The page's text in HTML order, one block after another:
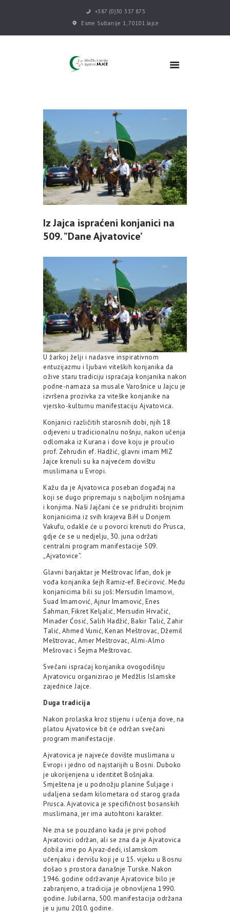
+387 (0)30 337 875
Esme Sultanije 1, 70101 Jajce
POČETNA
DŽEMATI
MEKTEB
ASOCIJACIJE
USLUGE
MULTIMEDIJA
KONTAKT
DONACIJE
Iz Jajca ispraćeni konjanici na
509. ”Dane Ajvatovice’
U žarkoj želji i nadasve inspirativnom
entuzijazmu i ljubavi viteških konjanika da
ožive staru tradiciju ispraćaja konjanika nakon
podne-namaza sa musale Varošnice u Jajcu je
izvršena prozivka za viteške konjanike na
vjersko-kulturnu manifestaciju Ajvatovica.
Konjanici različitih starosnih dobi, njih 18
odjeveni u tradicionalnu nošnju, nakon učenja
odlomaka iz Kurana i dove koju je proučio
prof. Zehrudin ef. Hadžić, glavni imam MIZ
Jajce krenuli su ka najvećem dovištu
muslimana u Evropi.
Kažu da je Ajvatovica poseban događaj na
koji se dugo pripremaju s najboljim nošnjama
i konjima. Naši Jajčani će se pridružiti brojnim
konjanicima iz svih krajeva BiH u Donjem
Vakufu, odakle će u povorci krenuti do Prusca,
gdje će se u nedjelju, 30. juna održati
centralni program manifestacije 509.
„Ajvatovice”.
Glavni barjaktar je Meštrovac Irfan, dok je
vođa konjanika šejh Ramiz-ef. Bećirović. Među
konjanicima bili su još: Mersudin Imamovi,
Suad Imamović, Ajnur Imamović, Enes
Šahman, Fikret Keljalić, Mersudin Hrvačić,
Minader Ćosić, Salih Hadžić, Bakir Talić, Zahir
Talić, Ahmed Vunić, Kenan Meštrovac, Džemil
Meštrovac, Amer Meštrovac, Almi-Almo
Mešrovac i Šejma Meštrovac.
Svečani ispraćaj konjanika ovogodišnju
Ajvatovicu organizirao je Medžlis Islamske
zajednice Jajce.
Duga tradicija
Nakon prolaska kroz stijenu i učenja dove, na
platou Ajvatovice bit će održan svečani
program manifestacije.
Ajvatovica je najveće dovište muslimana u
Evropi i jedno od najstarijih u Bosni. Duboko
je ukorijenjena u identitet Bošnjaka.
Smještena je u podnožju planine Šuljage i
udaljena sedam kilometara od starog grada
Prusca. Ajvatovica je specifičnost bosanskih
muslimana, jer ima autohtoni karakter.
Ne zna se pouzdano kada je prvi pohod
Ajvatovici održan, ali se zna da je Ajvatovica
dobila ime po Ajvaz-dedi, islamskom
učenjaku i dervišu koji je u 15. vijeku u Bosnu
došao s prostora današnje Turske. Nakon
1946. godine održavanje Ajvatovice bilo je
zabranjeno, a tradicija je obnovljena 1990.
godine. Jubilarna, 500. manifestacija održana
je u junu 2010. godine.